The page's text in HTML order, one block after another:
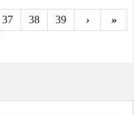
37 38 39 › »